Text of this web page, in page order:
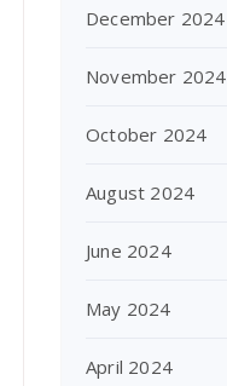
December 2024
November 2024
October 2024
August 2024
June 2024
May 2024
April 2024